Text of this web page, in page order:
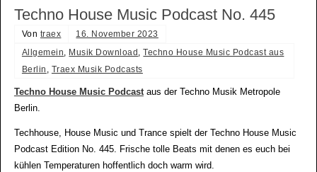
Techno House Music Podcast No. 445
Von traex
16. November 2023
Allgemein
Musik Download ,Techno House Music Podcast aus
Berlin
Traex Musik Podcasts
Techno House Music Podcastaus der Techno Musik Metropole
Berlin.
Techhouse, House Music und Trance spielt der Techno House Music
Podcast Edition No. 445. Frische tolle Beats mit denen es euch bei
kühlen Temperaturen hoffentlich doch warm wird.